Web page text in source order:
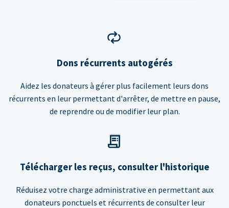
Dons récurrents autogérés
Aidez les donateurs à gérer plus facilement leurs dons
récurrents en leur permettant d'arrêter, de mettre en pause,
de reprendre ou de modifier leur plan.
Télécharger les reçus, consulter l'historique
Réduisez votre charge administrative en permettant aux
donateurs ponctuels et récurrents de consulter leur